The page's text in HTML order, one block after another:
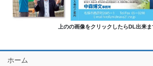
上のの画像をクリックしたらDL出来ま
ホーム